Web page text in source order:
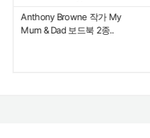
Anthony Browne 작가 My
Mum & Dad 보드북 2종..